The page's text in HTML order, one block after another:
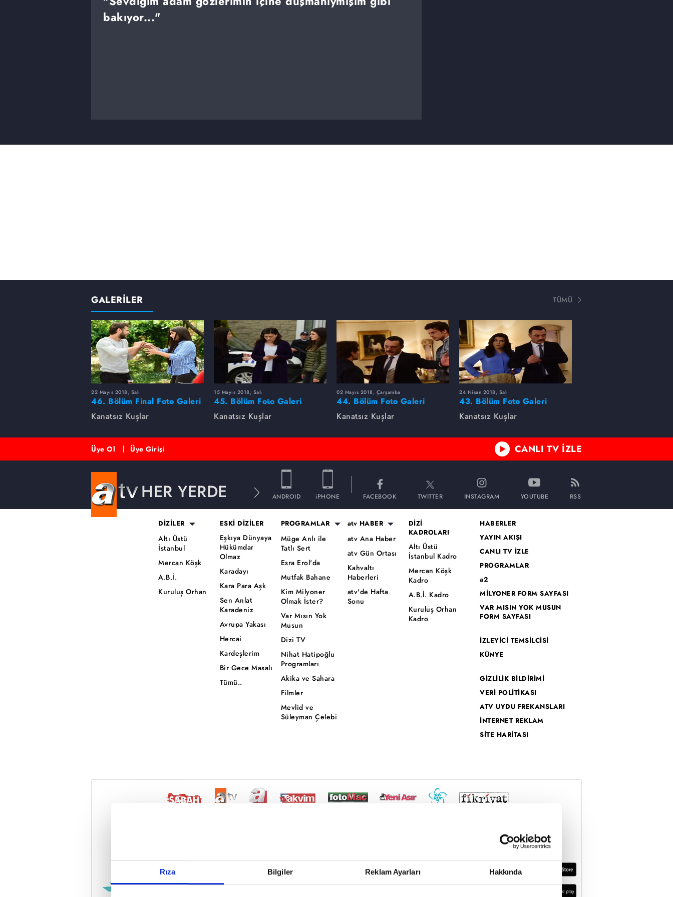
Rıza Bilgiler Reklam Ayarları Hakkında
Reddet
bakıyor..."
GALERİLER TÜMÜ
22 Mayıs 2018, Salı
46. Bölüm Final Foto Galeri
Kanatsız Kuşlar
15 Mayıs 2018, Salı
45. Bölüm Foto Galeri
Kanatsız Kuşlar
02 Mayıs 2018, Çarşamba
44. Bölüm Foto Galeri
Kanatsız Kuşlar
24 Nisan 2018, Salı
43. Bölüm Foto Galeri
Kanatsız Kuşlar
Üye Ol Üye Girişi CANLI TV İZLE
HER YERDE ANDROID iPHONE FACEBOOK TWITTER INSTAGRAM YOUTUBE RSS
DİZİLER
Altı Üstü
İstanbul
Mercan Köşk
A.B.İ.
Kuruluş Orhan
ESKİ DİZİLER
Eşkıya Dünyaya
Hükümdar
Olmaz
Karadayı
Kara Para Aşk
Sen Anlat
Karadeniz
Avrupa Yakası
Hercai
Kardeşlerim
Bir Gece Masalı
Tümü..
PROGRAMLAR
Müge Anlı ile
Tatlı Sert
Esra Erol'da
Mutfak Bahane
Kim Milyoner
Olmak İster?
Var Mısın Yok
Musun
Dizi TV
Nihat Hatipoğlu
Programları
Akika ve Sahara
Filmler
Mevlid ve
Süleyman Çelebi
atv HABER
atv Ana Haber
atv Gün Ortası
Kahvaltı
Haberleri
atv'de Hafta
Sonu
DİZİ
KADROLARI
Altı Üstü
İstanbul Kadro
Mercan Köşk
Kadro
A.B.İ. Kadro
Kuruluş Orhan
Kadro
HABERLER
YAYIN AKIŞI
CANLI TV İZLE
PROGRAMLAR
a2
MİLYONER FORM SAYFASI
VAR MISIN YOK MUSUN
FORM SAYFASI
İZLEYİCİ TEMSİLCİSİ
KÜNYE
GİZLİLİK BİLDİRİMİ
VERİ POLİTİKASI
ATV UYDU FREKANSLARI
İNTERNET REKLAM
SİTE HARİTASI